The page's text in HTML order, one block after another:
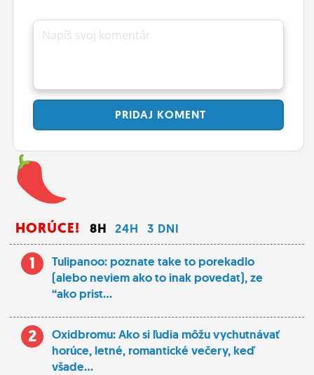
Napíš svoj komentár
PRIDAJ KOMENT
HORÚCE! 8H 24H 3 DNI
1
Tulipanoo: poznate take to porekadlo
(alebo neviem ako to inak povedat), ze
“ako prist...
2
Oxidbromu: Ako si ľudia môžu vychutnávať
horúce, letné, romantické večery, keď
všade...